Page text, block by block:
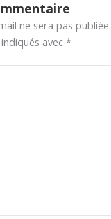
ne sera pas publiée.
avec *